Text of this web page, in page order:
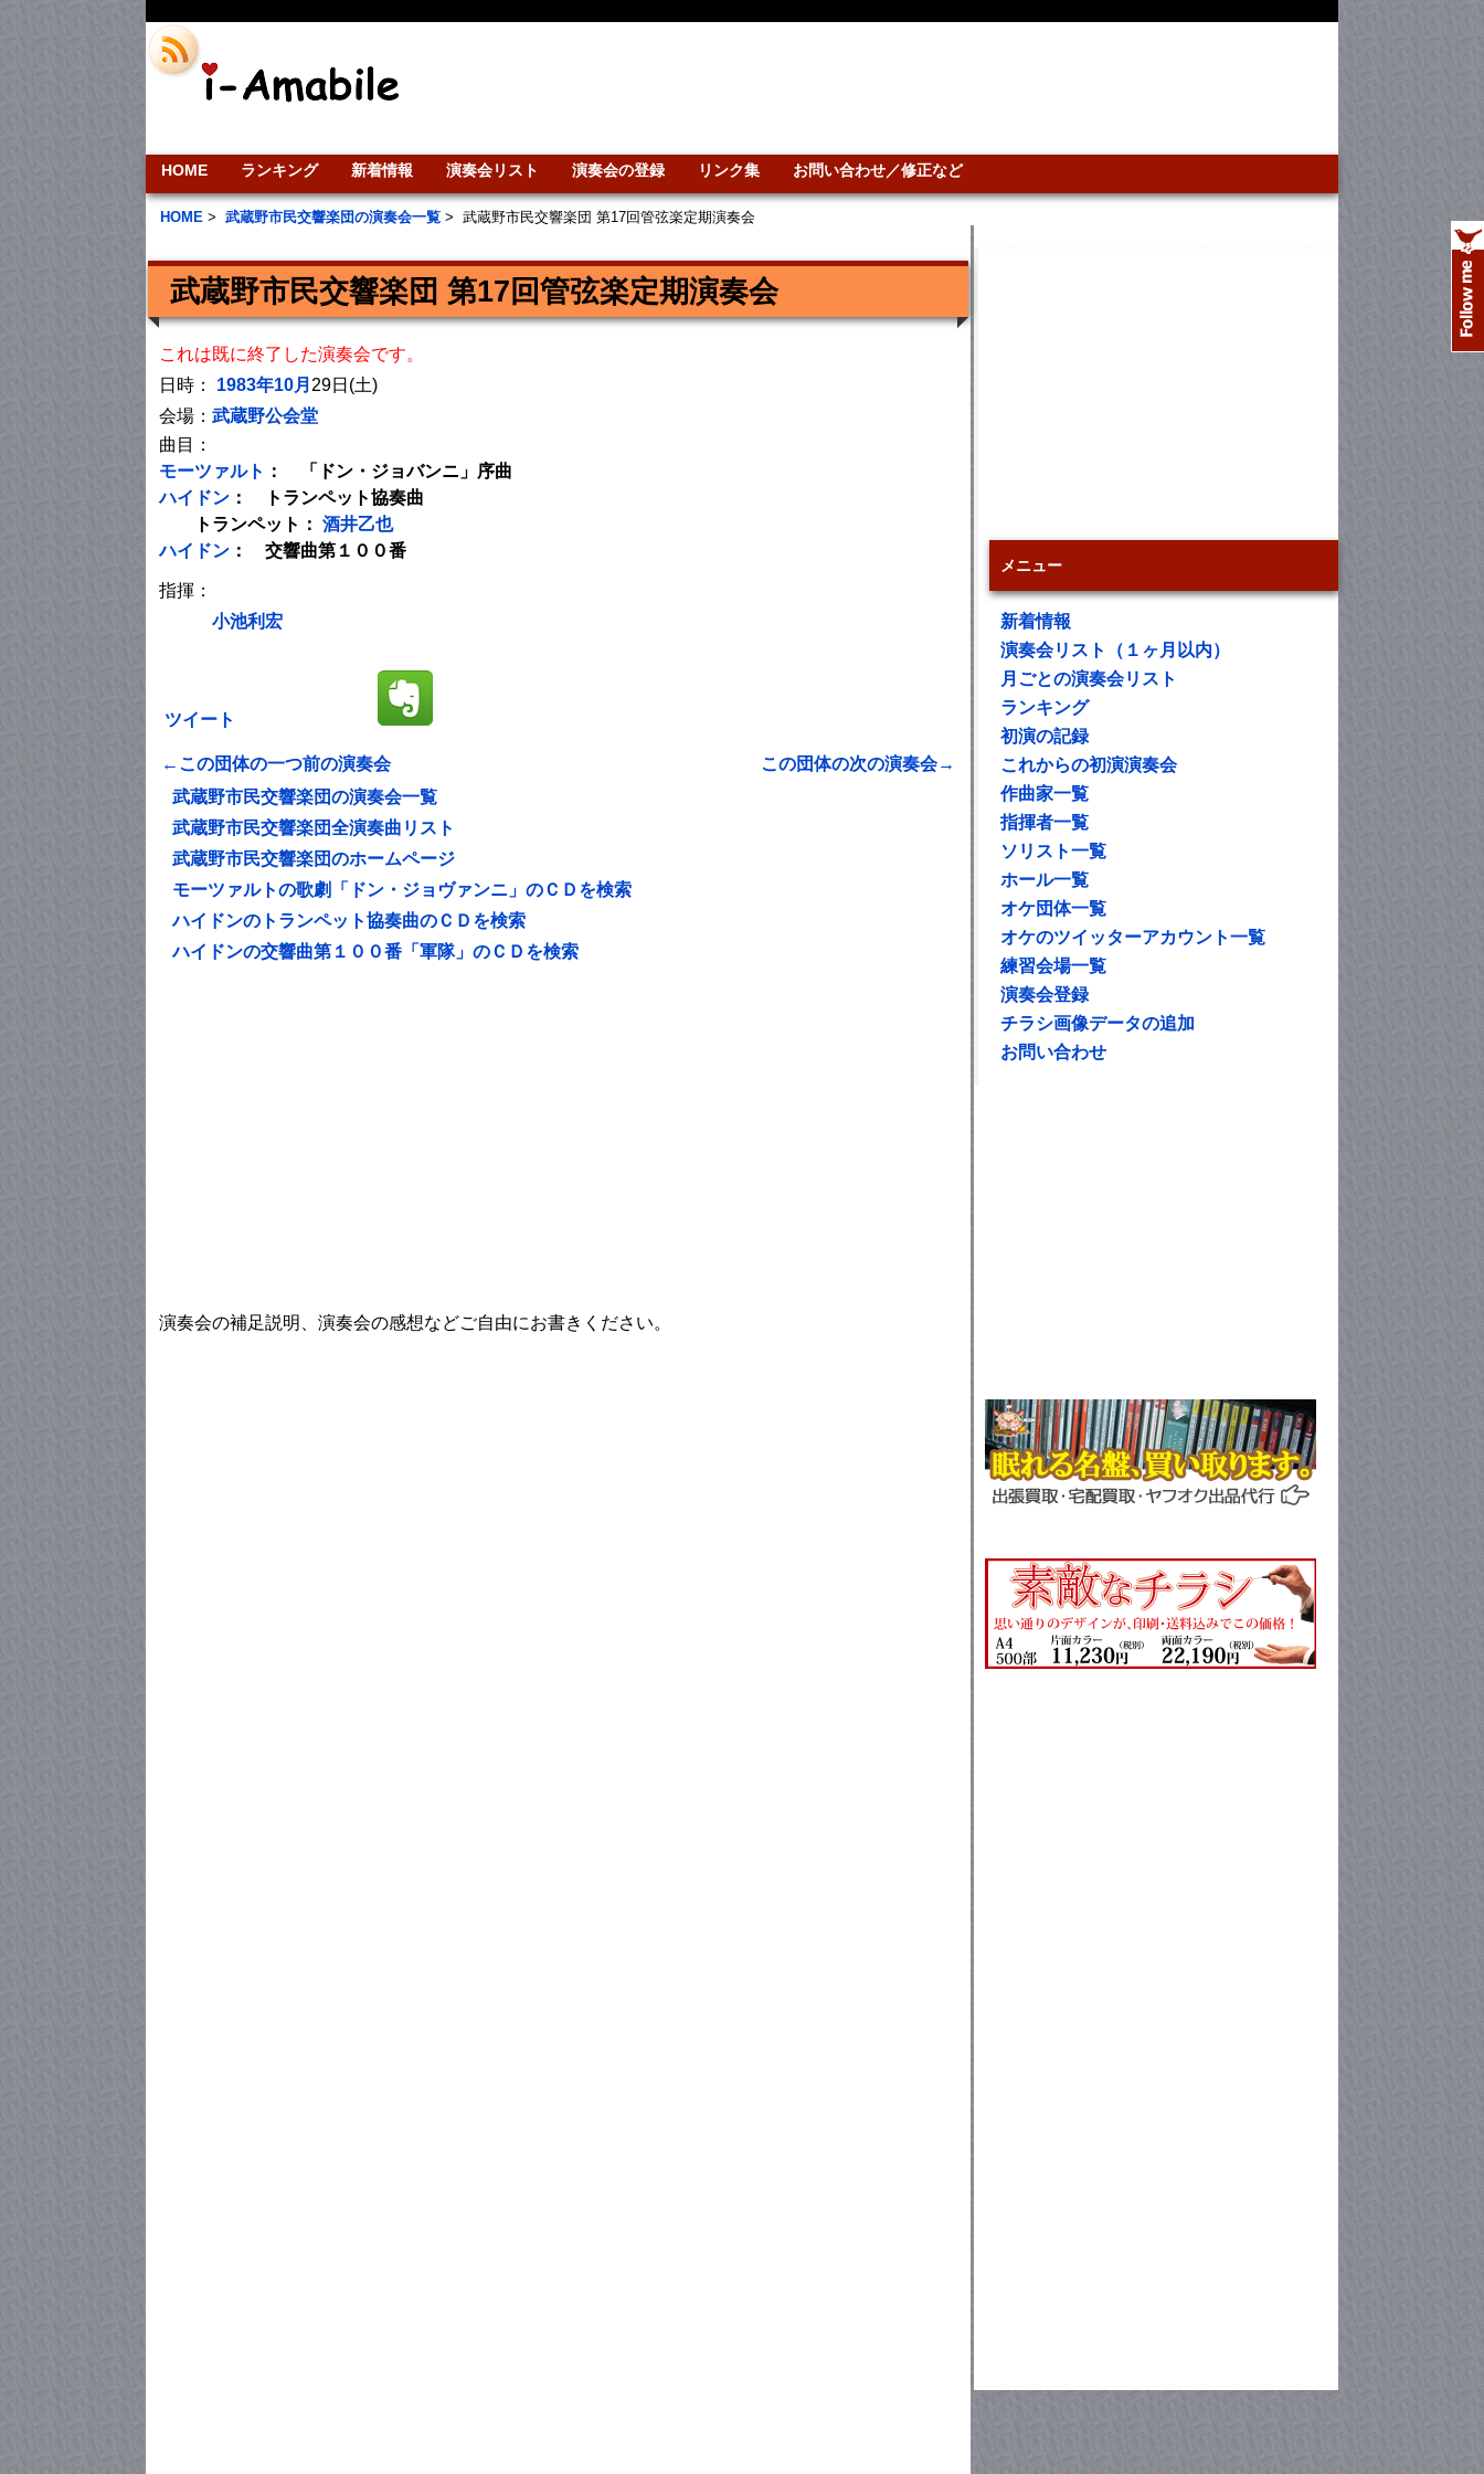
HOME ランキング 新着情報 演奏会リスト 演奏会の登録 リンク集 お問い合わせ／修正など
HOME > 武蔵野市民交響楽団の演奏会一覧 > 武蔵野市民交響楽団 第17回管弦楽定期演奏会
武蔵野市民交響楽団 第17回管弦楽定期演奏会
これは既に終了した演奏会です。
日時： 1983年10月 29日(土)
会場： 武蔵野公会堂
曲目：
モーツァルト ： 「ドン・ジョバンニ」序曲
ハイドン ： トランペット協奏曲
トランペット： 酒井乙也
ハイドン ： 交響曲第１００番
指揮：
小池利宏
ツイート
←この団体の一つ前の演奏会
この団体の次の演奏会→
武蔵野市民交響楽団の演奏会一覧
武蔵野市民交響楽団全演奏曲リスト
武蔵野市民交響楽団のホームページ
モーツァルトの歌劇「ドン・ジョヴァンニ」のＣＤを検索
ハイドンのトランペット協奏曲のＣＤを検索
ハイドンの交響曲第１００番「軍隊」のＣＤを検索
演奏会の補足説明、演奏会の感想などご自由にお書きください。
メニュー
新着情報
演奏会リスト（１ヶ月以内）
月ごとの演奏会リスト
ランキング
初演の記録
これからの初演演奏会
作曲家一覧
指揮者一覧
ソリスト一覧
ホール一覧
オケ団体一覧
オケのツイッターアカウント一覧
練習会場一覧
演奏会登録
チラシ画像データの追加
お問い合わせ